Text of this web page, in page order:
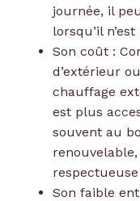
journée, il
lorsqu’il
Son coût :
d’extérieur
chauffage
est plus
souvent au
Son faible